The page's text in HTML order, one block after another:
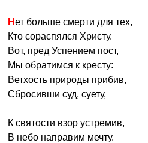
Нет больше смерти для тех,
Кто сораспялся Христу.
Вот, пред Успением пост,
Мы обратимся к кресту:
Ветхость природы прибив,
Сбросивши суд, суету,
К святости взор устремив,
В небо направим мечту.